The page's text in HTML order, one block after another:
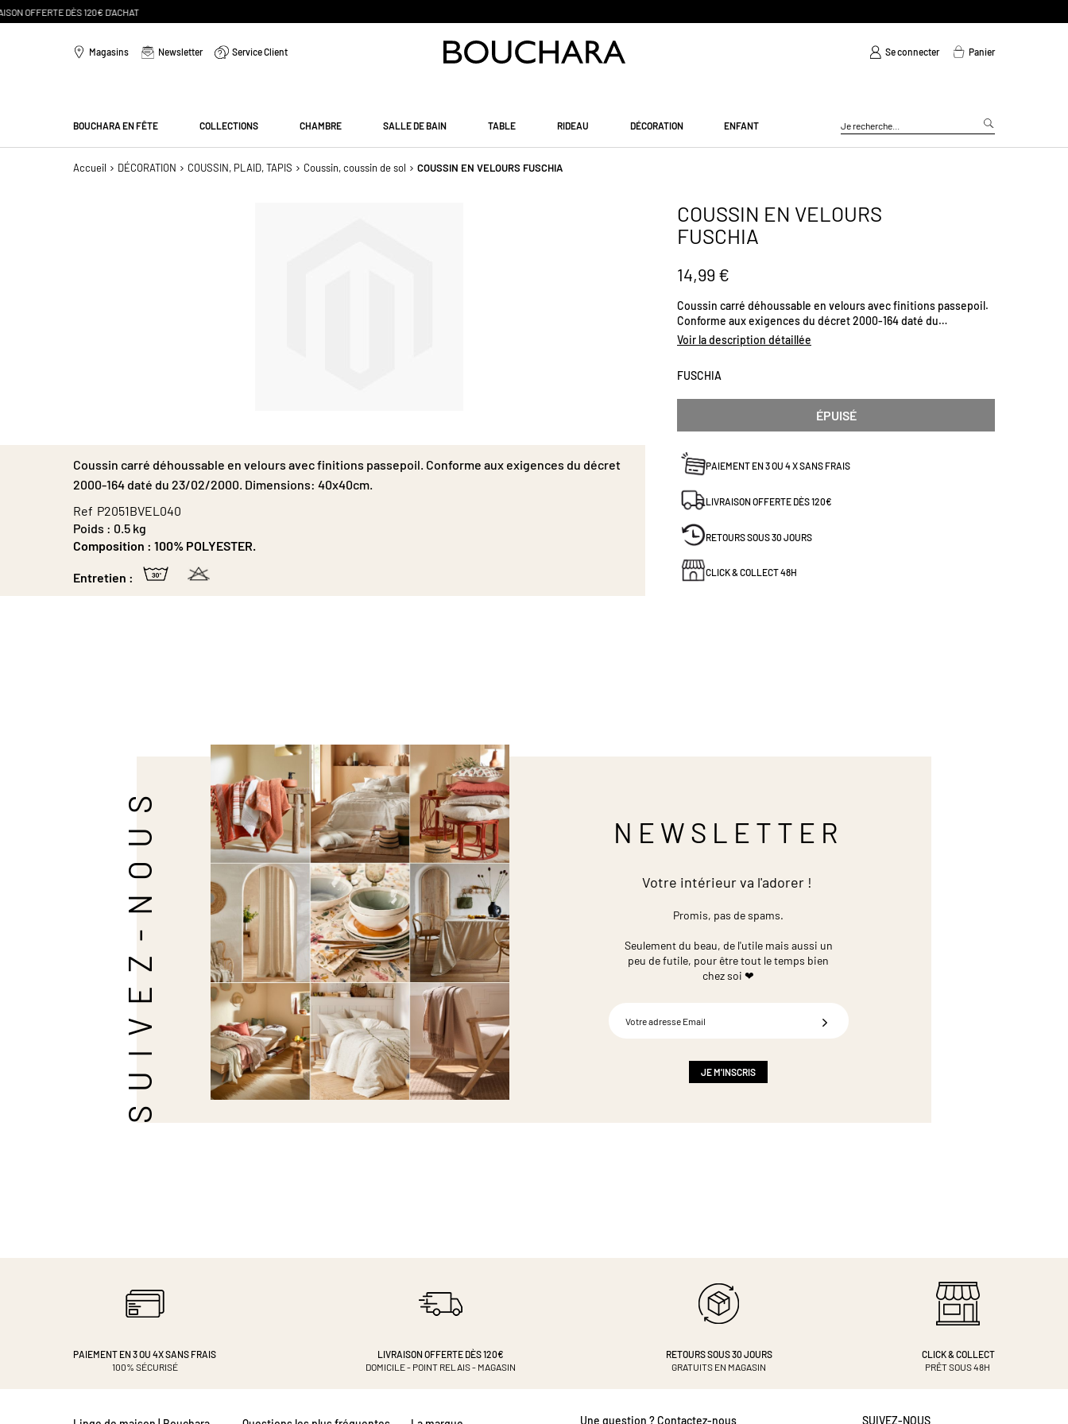
Magasins Newsletter Service Client Se connecter Panier
BOUCHARA EN FÊTE COLLECTIONS CHAMBRE SALLE DE BAIN TABLE RIDEAU DÉCORATION ENFANT
Accueil DÉCORATION COUSSIN, PLAID, TAPIS Coussin, coussin de sol COUSSIN EN VELOURS FUSCHIA
de
la
Galerie
d’images
COUSSIN EN VELOURS
FUSCHIA
14,99 €
Coussin carré déhoussable en velours avec finitions passepoil.
Conforme aux exigences du décret 2000-164 daté du
23/02/2000. Dimensions: 40x40cm.
Voir la description détaillée
FUSCHIA
ÉPUISÉ
PAIEMENT EN 3 OU 4 X SANS FRAIS
LIVRAISON OFFERTE DÈS 120€
RETOURS SOUS 30 JOURS
CLICK & COLLECT 48H
Coussin carré déhoussable en velours avec finitions passepoil. Conforme aux exigences du décret
2000-164 daté du 23/02/2000. Dimensions: 40x40cm.
Ref P2051BVEL040
Poids : 0.5 kg
Composition : 100% POLYESTER.
Entretien :
SUIVEZ-NOUS NEWSLETTER
Votre intérieur va l'adorer !
Promis, pas de spams.
Seulement du beau, de l'utile mais aussi un
peu de futile, pour être tout le temps bien
chez soi ❤
JE M'INSCRIS
PAIEMENT EN 3 OU 4XSANS FRAIS
100% SÉCURISÉ
LIVRAISON OFFERTE DÈS 120€
DOMICILE - POINT RELAIS - MAGASIN
RETOURS SOUS 30 JOURS
GRATUITS EN MAGASIN
CLICK & COLLECT
PRÊT SOUS 48H
Une question ? Contactez-nous SUIVEZ-NOUS